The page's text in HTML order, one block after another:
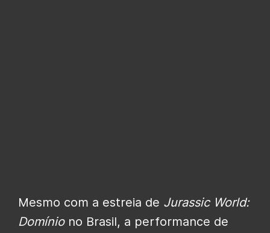
Mesmo com a estreia de Jurassic World:
Domíniono Brasil, a performance de